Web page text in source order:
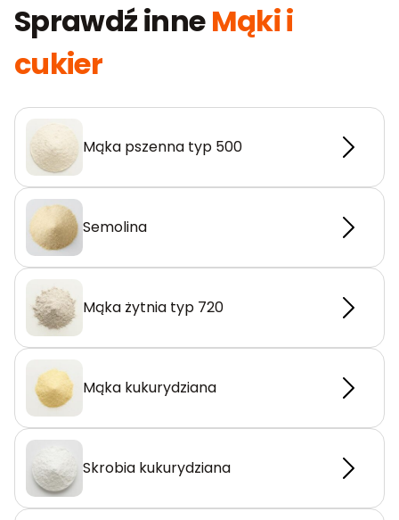
Sprawdź inneMąki i
cukier
Mąka pszenna typ 500
Semolina
Mąka żytnia typ 720
Mąka kukurydziana
Skrobia kukurydziana